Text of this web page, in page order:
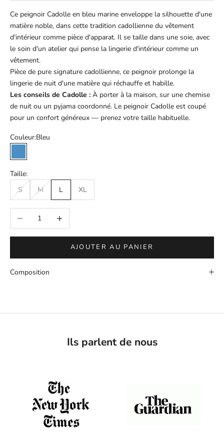
Ce peignoir Cadolle en bleu marine enveloppe la silhouette d'une
matière noble, dans cette tradition cadollienne du vêtement
d'intérieur comme pièce d'apparat. Il se taille dans une soie, avec
le soin d'un atelier qui pense la lingerie d'intérieur comme un
vêtement.
Pièce de pure signature cadollienne, ce peignoir prolonge la
lingerie de nuit d'une matière qui réchauffe et habille.
Les conseils de Cadolle : À porter à la maison, sur une chemise
de nuit ou un pyjama coordonné. Le peignoir Cadolle est coupé
pour un confort généreux — prenez votre taille habituelle.
Couleur:Bleu
Bleu
Taille:
S
M L XL
Diminuer la quantitéAugmenter la quantité
AJOUTER AU PANIER
Composition
Ils parlent de nous